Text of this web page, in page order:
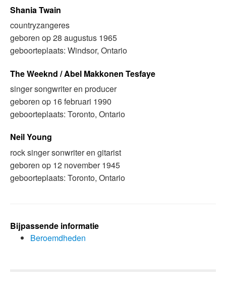
Shania Twain
countryzangeres
geboren op 28 augustus 1965
geboorteplaats: Windsor, Ontario
The Weeknd / Abel Makkonen Tesfaye
singer songwriter en producer
geboren op 16 februari 1990
geboorteplaats: Toronto, Ontario
Neil Young
rock singer sonwriter en gitarist
geboren op 12 november 1945
geboorteplaats: Toronto, Ontario
Bijpassende informatie
Beroemdheden